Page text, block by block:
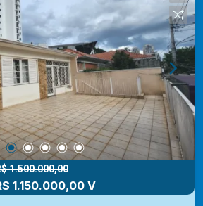
1.500.000,00
1.150.000,00 V